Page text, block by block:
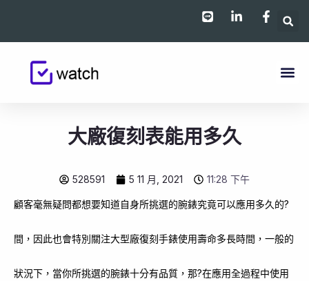
大廠復刻表能用多久
528591 5 11 月, 2021 11:28 下午
顧客毫無疑問都想要知道自身所挑選的腕錶究竟可以應用多久的?
間，因此也會特別關注大型廠復刻手錶使用壽命多長時間，一般的
狀況下，當你所挑選的腕錶十分有品質，那?在應用全過程中使用